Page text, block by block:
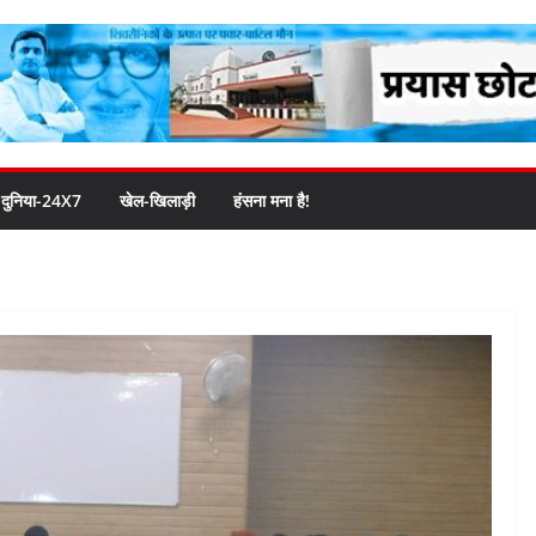
दुनिया-24X7 खेल-खिलाड़ी हंसना मना है!